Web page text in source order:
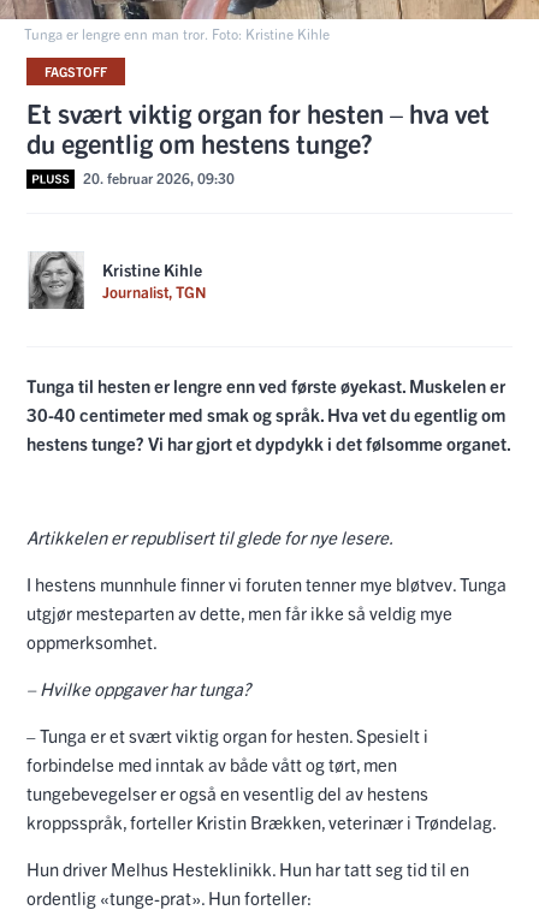
Tunga er lengre enn man tror. Foto: Kristine Kihle
FAGSTOFF
Et svært viktig organ for hesten – hva vet
du egentlig om hestens tunge?
20. februar 2026, 09:30
Kristine Kihle
Journalist, TGN
Tunga til hesten er lengre enn ved første øyekast. Muskelen er
30-40 centimeter med smak og språk. Hva vet du egentlig om
hestens tunge? Vi har gjort et dypdykk i det følsomme organet.
Artikkelen er republisert til glede for nye lesere.
I hestens munnhule finner vi foruten tenner mye bløtvev. Tunga
utgjør mesteparten av dette, men får ikke så veldig mye
oppmerksomhet.
– Hvilke oppgaver har tunga?
– Tunga er et svært viktig organ for hesten. Spesielt i
forbindelse med inntak av både vått og tørt, men
tungebevegelser er også en vesentlig del av hestens
kroppsspråk, forteller Kristin Brækken, veterinær i Trøndelag.
Hun driver Melhus Hesteklinikk. Hun har tatt seg tid til en
ordentlig «tunge-prat». Hun forteller: